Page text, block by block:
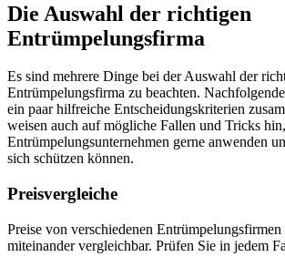
Die Auswahl der richtigen
Entrümpelungsfirma
Es sind mehrere Dinge bei der Auswahl der
Entrümpelungsfirma zu beachten.
ein paar hilfreiche Entscheidungskriterien
weisen auch auf mögliche Fallen und Tricks
Entrümpelungsunternehmen gerne anwenden
sich schützen können.
Preisvergleiche
Preise von verschiedenen
miteinander vergleichbar. Prüfen Sie in jedem